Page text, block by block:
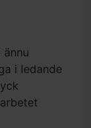
i ledande